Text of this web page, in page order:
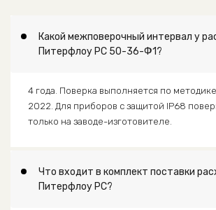
Какой межповерочный интервал у
Питерфлоу РС 50-36-Ф1?
4 года. Поверка выполняется по
2022. Для приборов с защитой IP68
только на заводе-изготовителе.
Что входит в комплект поставки
Питерфлоу РС?